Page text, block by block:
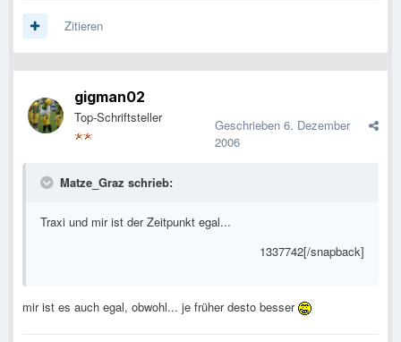
Zitieren
gigman02
Top-Schriftsteller Geschrieben 6. Dezember
2006
Matze_Graz schrieb:
Traxi und mir ist der Zeitpunkt egal...
1337742[/snapback]
mir ist es auch egal, obwohl... je früher desto besser